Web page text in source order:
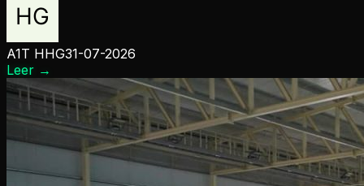
A1T HHG31-07-2026
Leer →